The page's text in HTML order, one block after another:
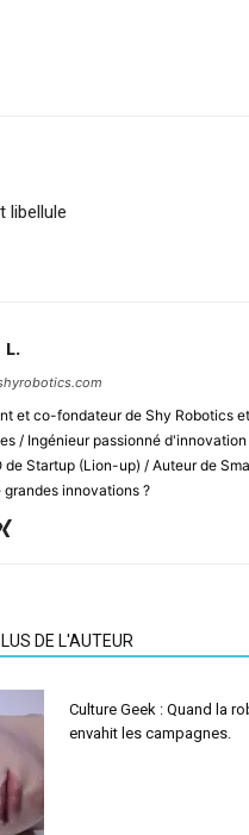
libellule
L.
et co-fondateur de Shy Robotics
/ Ingénieur passionné
de Startup (Lion-up) / Auteur de
grandes innovations ?
DE L'AUTEUR
Culture Geek : Quand la
envahit les campagnes.